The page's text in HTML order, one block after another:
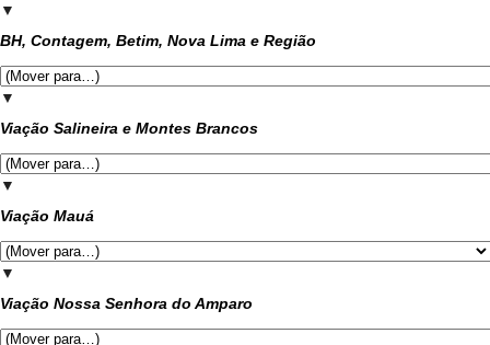
▼
BH, Contagem, Betim, Nova Lima e Região
▼
Viação Salineira e Montes Brancos
▼
Viação Mauá
▼
Viação Nossa Senhora do Amparo